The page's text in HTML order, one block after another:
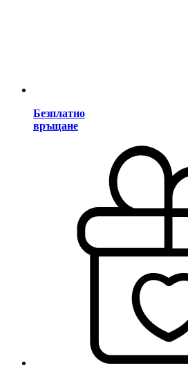
Безплатно
връщане